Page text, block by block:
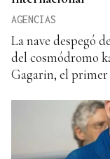
AGENCIAS
La nave despegó
del cosmódromo
Gagarin, el primer